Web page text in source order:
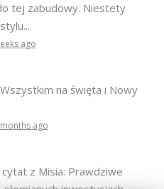
ago
na święta i Nowy
z Misia: Prawdziwe
słomianych inwestycjach